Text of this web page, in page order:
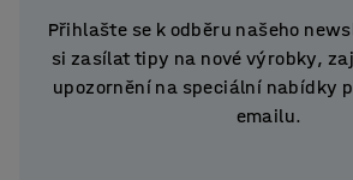
Přihlašte se k odběru našeho
si zasílat tipy na nové výrobky,
upozornění na speciální nabídky
emailu.